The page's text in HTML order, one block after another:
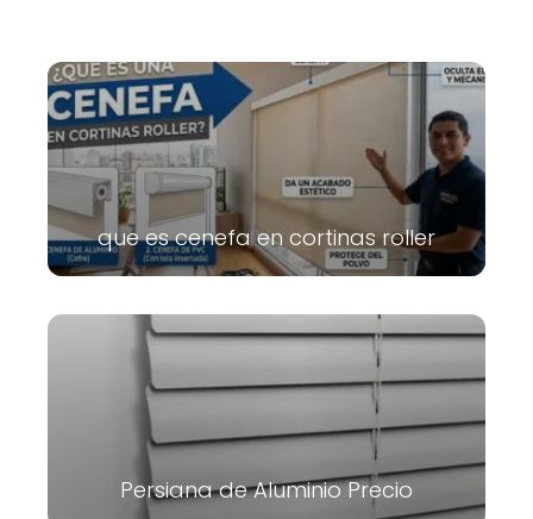
que es cenefa en cortinas roller
Persiana de Aluminio Precio